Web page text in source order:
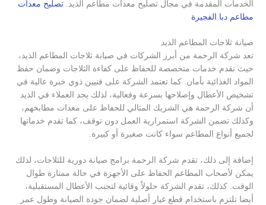
الخدمات المقدمة في مجال تصليح معدات مطاعم الذيد.تصليح معدات
مطاعم دبا الفجيرة
صيانة ثلاجات المطاعم الذيد
تعد شركة الرحمة من أبرز الشركات في صيانة ثلاجات المطاعم الذيد،
حيث تقدم خدمات متخصصة للحفاظ على كفاءة الثلاجات وضمان حفظ
المواد الغذائية بأمان. كما تعتمد الشركة على فنيين ذوي خبرة عالية في
تشخيص الأعطال وإصلاحها بسرعة وفعالية، لذلك يجد العملاء في الذيد
أن شركة الرحمة هي الشريك المثالي للحفاظ على معدات مطابخهم،
وكذلك تضمن الشركة استمرارية العمل دون توقف، كما تقدم خدماتها
لجميع أنواع المطاعم سواء كانت صغيرة أو كبيرة.
إضافة إلى ذلك، تقدم شركة الرحمة برامج صيانة دورية للثلاجات، لذلك
يمكن لأصحاب المطاعم الحفاظ على الأجهزة في حالة ممتازة طوال
الوقت. كذلك، تقدم الشركة حلولاً وقائية لتجنب الأعطال المستقبلية،
أيضا تلتزم باستخدام قطع غيار أصلية لضمان جودة الصيانة وطول عمر